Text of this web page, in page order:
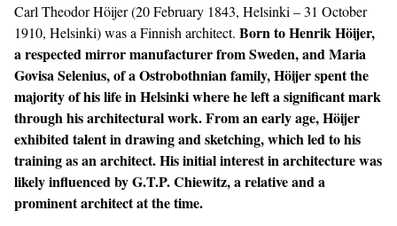
Carl Theodor Höijer (20 February 1843, Helsinki – 31 October
1910, Helsinki) was a Finnish architect. Born to Henrik Höijer,
a respected mirror manufacturer from Sweden, and Maria
Govisa Selenius, of a Ostrobothnian family, Höijer spent the
majority of his life in Helsinki where he left a significant mark
through his architectural work. From an early age, Höijer
exhibited talent in drawing and sketching, which led to his
training as an architect. His initial interest in architecture was
likely influenced by G.T.P. Chiewitz, a relative and a
prominent architect at the time.